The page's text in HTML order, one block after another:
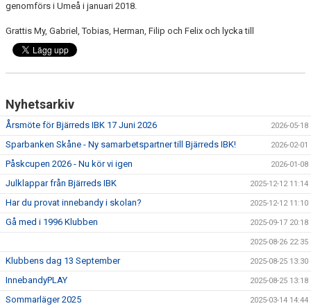
genomförs i Umeå i januari 2018.
Grattis My, Gabriel, Tobias, Herman, Filip och Felix och lycka till
Nyhetsarkiv
Årsmöte för Bjärreds IBK 17 Juni 2026 2026-05-18
Sparbanken Skåne - Ny samarbetspartner till Bjärreds IBK! 2026-02-01
Påskcupen 2026 - Nu kör vi igen 2026-01-08
Julklappar från Bjärreds IBK 2025-12-12 11:14
Har du provat innebandy i skolan? 2025-12-12 11:10
Gå med i 1996 Klubben 2025-09-17 20:18
2025-08-26 22:35
Klubbens dag 13 September 2025-08-25 13:30
InnebandyPLAY 2025-08-25 13:18
Sommarläger 2025 2025-03-14 14:44